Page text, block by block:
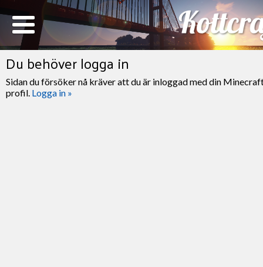
Du behöver logga in
Sidan du försöker nå kräver att du är inloggad med din
profil. Logga in »